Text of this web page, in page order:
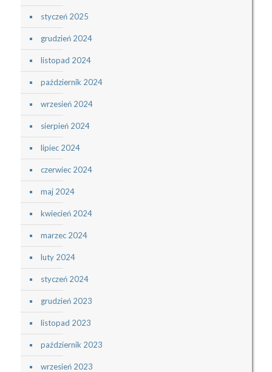
styczeń 2025
grudzień 2024
listopad 2024
październik 2024
wrzesień 2024
sierpień 2024
lipiec 2024
czerwiec 2024
maj 2024
kwiecień 2024
marzec 2024
luty 2024
styczeń 2024
grudzień 2023
listopad 2023
październik 2023
wrzesień 2023